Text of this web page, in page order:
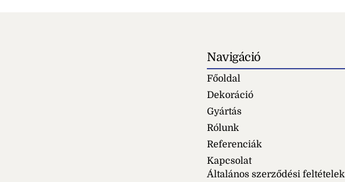
Navigáció
Főoldal
Dekoráció
Gyártás
Rólunk
Referenciák
Kapcsolat
Általános szerződési feltételek